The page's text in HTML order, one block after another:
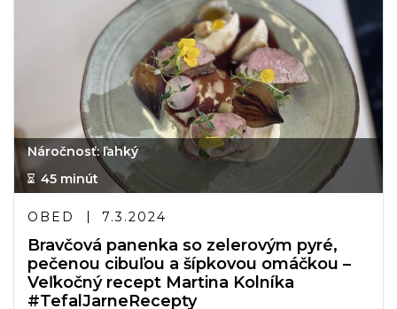
Náročnosť: ľahký
45 minút
OBED 7.3.2024
Bravčová panenka so zelerovým pyré,
pečenou cibuľou a šípkovou omáčkou –
Veľkočný recept Martina Kolníka
#TefalJarneRecepty